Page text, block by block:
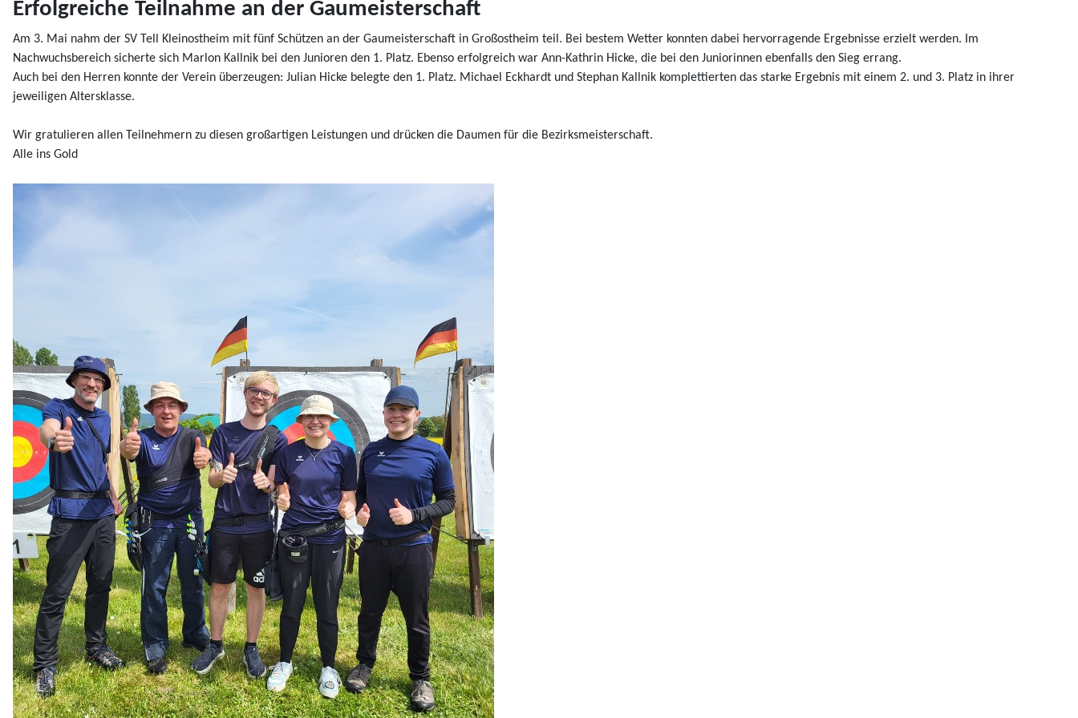
Erfolgreiche Teilnahme an der Gaumeisterschaft
Am 3. Mai nahm der SV Tell Kleinostheim mit fünf Schützen an der Gaumeisterschaft in Großostheim teil. Bei bestem Wetter konnten dabei hervorragende Ergebnisse erzielt werden. Im
Nachwuchsbereich sicherte sich Marlon Kallnik bei den Junioren den 1. Platz. Ebenso erfolgreich war Ann-Kathrin Hicke, die bei den Juniorinnen ebenfalls den Sieg errang.
Auch bei den Herren konnte der Verein überzeugen: Julian Hicke belegte den 1. Platz. Michael Eckhardt und Stephan Kallnik komplettierten das starke Ergebnis mit einem 2. und 3. Platz in ihrer
jeweiligen Altersklasse.
Wir gratulieren allen Teilnehmern zu diesen großartigen Leistungen und drücken die Daumen für die Bezirksmeisterschaft.
Alle ins Gold